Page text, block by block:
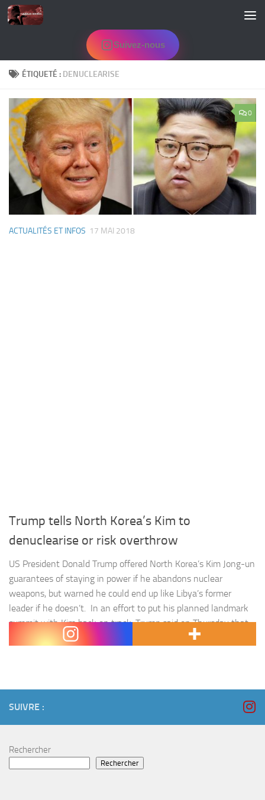
Skip to content
Suivez-nous
ÉTIQUETÉ : DENUCLEARISE
0
ACTUALITÉS ET INFOS 17 MAI 2018
Trump tells North Korea’s Kim to
denuclearise or risk overthrow
US President Donald Trump offered North Korea’s Kim Jong-un
guarantees of staying in power if he abandons nuclear
weapons, but warned he could end up like Libya’s former
leader if he doesn’t. In an effort to put his planned landmark
summit with Kim back on track, Trump said on Thursday that
North Korea « will get…
SUIVRE :
Rechercher
Rechercher